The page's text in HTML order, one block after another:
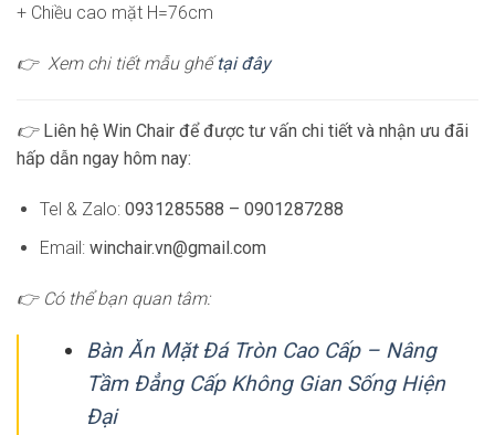
+ Chiều cao mặt H=76cm
👉 Xem chi tiết mẫu ghếtại đây
👉 Liên hệ Win Chair để được tư vấn chi tiết và nhận ưu đãi
hấp dẫn ngay hôm nay:
Tel & Zalo: 0931285588 – 0901287288
Email: winchair.vn@gmail.com
👉 Có thể bạn quan tâm:
Bàn Ăn Mặt Đá Tròn Cao Cấp – Nâng
Tầm Đẳng Cấp Không Gian Sống Hiện
Đại